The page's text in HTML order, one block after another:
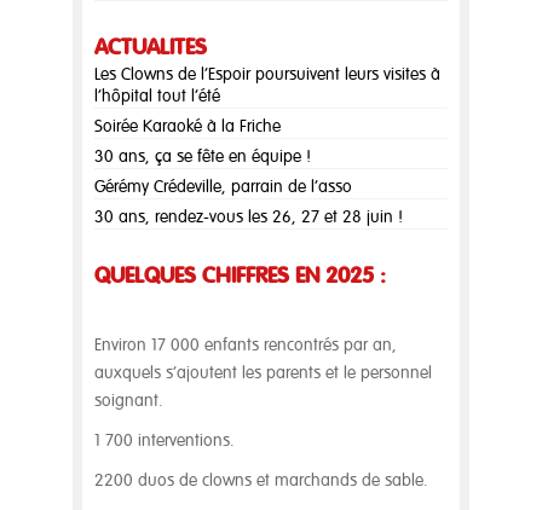
ACTUALITÉS
Les Clowns de l’Espoir poursuivent leurs visites à
l’hôpital tout l’été
Soirée Karaoké à la Friche
30 ans, ça se fête en équipe !
Gérémy Crédeville, parrain de l’asso
30 ans, rendez-vous les 26, 27 et 28 juin !
QUELQUES CHIFFRES EN 2025 :
Environ 17 000 enfants rencontrés par an,
auxquels s’ajoutent les parents et le personnel
soignant.
1 700 interventions.
2200 duos de clowns et marchands de sable.